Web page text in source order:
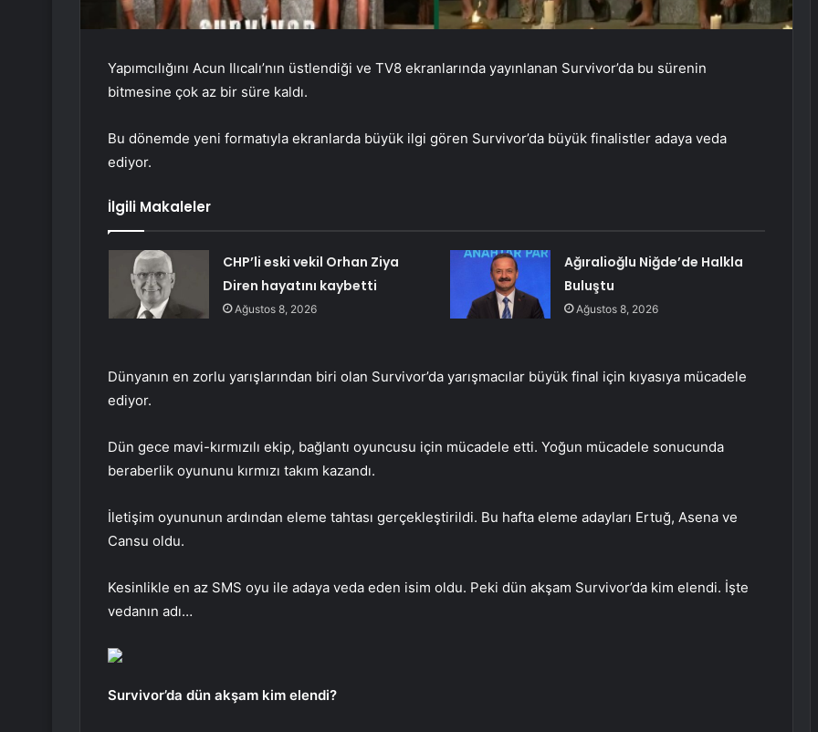
Yapımcılığını Acun Ilıcalı’nın üstlendiği ve TV8 ekranlarında yayınlanan Survivor’da bu sürenin
bitmesine çok az bir süre kaldı.
Bu dönemde yeni formatıyla ekranlarda büyük ilgi gören Survivor’da büyük finalistler adaya veda
ediyor.
İlgili Makaleler
CHP’li eski vekil Orhan Ziya
Diren hayatını kaybetti
Ağustos 8, 2026
Ağıralioğlu Niğde’de Halkla
Buluştu
Ağustos 8, 2026
Dünyanın en zorlu yarışlarından biri olan Survivor’da yarışmacılar büyük final için kıyasıya mücadele
ediyor.
Dün gece mavi-kırmızılı ekip, bağlantı oyuncusu için mücadele etti. Yoğun mücadele sonucunda
beraberlik oyununu kırmızı takım kazandı.
İletişim oyununun ardından eleme tahtası gerçekleştirildi. Bu hafta eleme adayları Ertuğ, Asena ve
Cansu oldu.
Kesinlikle en az SMS oyu ile adaya veda eden isim oldu. Peki dün akşam Survivor’da kim elendi. İşte
vedanın adı…
Survivor’da dün akşam kim elendi?